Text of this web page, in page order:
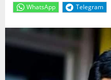
WhatsApp Telegram